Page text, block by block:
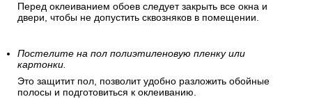
Перед оклеиванием обоев следует закрыть все окна и
двери, чтобы не допустить сквозняков в помещении.
Постелите на пол полиэтиленовую пленку или
картонки.
Это защитит пол, позволит удобно разложить обойные
полосы и подготовиться к оклеиванию.